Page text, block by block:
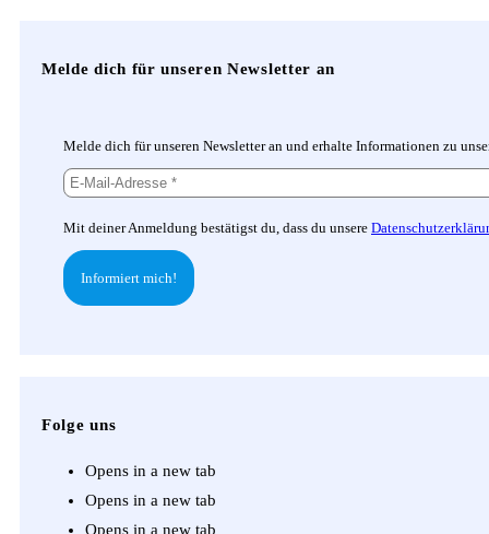
Melde dich für unseren Newsletter an
Melde dich für unseren Newsletter an und erhalte Informationen zu
Mit deiner Anmeldung bestätigst du, dass du unsere
Folge uns
Opens in a new tab
Opens in a new tab
Opens in a new tab